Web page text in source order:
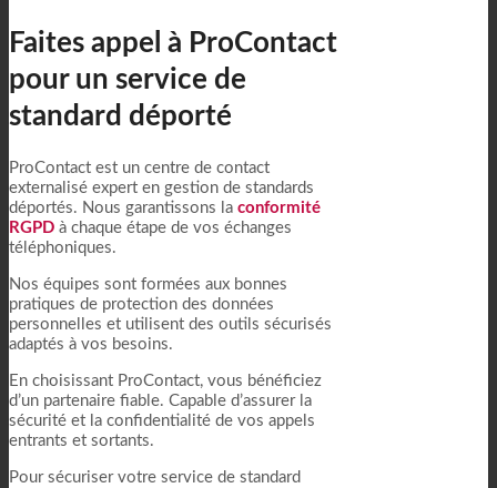
Faites appel à ProContact
pour un service de
standard déporté
ProContact est un centre de contact
externalisé expert en gestion de standards
déportés. Nous garantissons la conformité
RGPD à chaque étape de vos échanges
téléphoniques.
Nos équipes sont formées aux bonnes
pratiques de protection des données
personnelles et utilisent des outils sécurisés
adaptés à vos besoins.
En choisissant ProContact, vous bénéficiez
d’un partenaire fiable. Capable d’assurer la
sécurité et la confidentialité de vos appels
entrants et sortants.
Pour sécuriser votre service de standard